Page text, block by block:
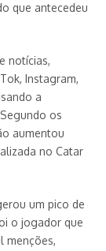
que antecedeu
notícias,
Instagram,
a
os
aumentou
no Catar
um pico de
o jogador que
menções,